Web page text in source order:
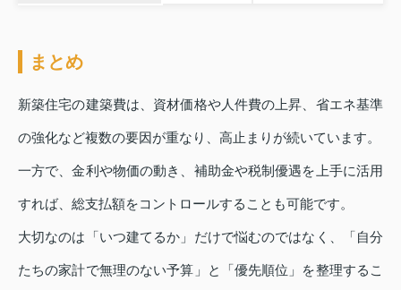
まとめ
新築住宅の建築費は、資材価格や人件費の上昇、省エネ基準
の強化など複数の要因が重なり、高止まりが続いています。
一方で、金利や物価の動き、補助金や税制優遇を上手に活用
すれば、総支払額をコントロールすることも可能です。
大切なのは「いつ建てるか」だけで悩むのではなく、「自分
たちの家計で無理のない予算」と「優先順位」を整理するこ